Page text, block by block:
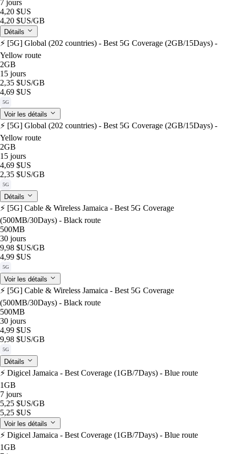
7 jours
4,20 $US
4,20 $US/GB
Détails
⚡️ [5G] Global (202 countries) - Best 5G Coverage (2GB/15Days) -
Yellow route
2GB
15 jours
2,35 $US/GB
4,69 $US
5G
Voir les détails
⚡️ [5G] Global (202 countries) - Best 5G Coverage (2GB/15Days) -
Yellow route
2GB
15 jours
4,69 $US
2,35 $US/GB
5G
Détails
⚡️ [5G] Cable & Wireless Jamaica - Best 5G Coverage
(500MB/30Days) - Black route
500MB
30 jours
9,98 $US/GB
4,99 $US
5G
Voir les détails
⚡️ [5G] Cable & Wireless Jamaica - Best 5G Coverage
(500MB/30Days) - Black route
500MB
30 jours
4,99 $US
9,98 $US/GB
5G
Détails
⚡️ Digicel Jamaica - Best Coverage (1GB/7Days) - Blue route
1GB
7 jours
5,25 $US/GB
5,25 $US
Voir les détails
⚡️ Digicel Jamaica - Best Coverage (1GB/7Days) - Blue route
1GB